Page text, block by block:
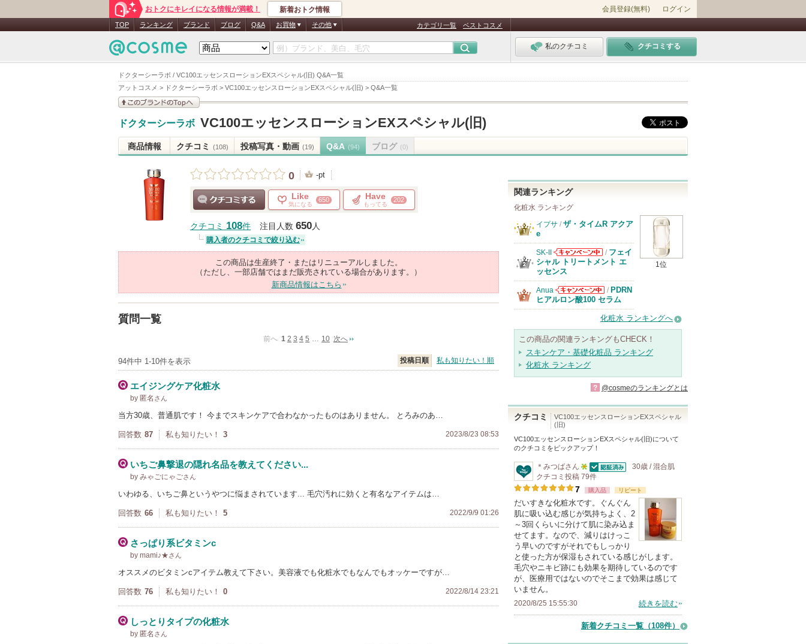
ドクターシーラボ / VC100エッセンスローションEXスペシャル(旧) Q&A一覧
アットコスメ > ドクターシーラボ > VC100エッセンスローションEXスペシャル(旧) > Q&A一覧
おトクにキレイになる情報が満載！ 新着おトク情報 会員登録(無料) ログイン
TOP ランキング ブランド ブログ Q&A お買物 その他 カテゴリ一覧 ベストコスメ
私のクチコミ クチコミする
ドクターシーラボ VC100エッセンスローションEXスペシャル(旧)
商品情報 クチコミ (108) 投稿写真・動画 (19) Q&A (94) ブログ (0)
0 -pt
Like
気になる
650 Have
もってる
202
クチコミ 108件 注目人数 650人
購入者のクチコミで絞り込む
この商品は生産終了・またはリニューアルしました。
（ただし、一部店舗ではまだ販売されている場合があります。）
新商品情報はこちら
質問一覧
前へ 1 2 3 4 5 … 10 次へ
94件中 1-10件を表示 投稿日順 私も知りたい！順
エイジングケア化粧水
by 匿名 さん
当方30歳、普通肌です！ 今までスキンケアで合わなかったものはありません。 とろみのあ…
回答数 87 私も知りたい！ 3 2023/8/23 08:53
いちご鼻撃退の隠れ名品を教えてください...
by みゃごにゃごさん
いわゆる、いちご鼻というやつに悩まされています... 毛穴汚れに効くと有名なアイテムは…
回答数 66 私も知りたい！ 5 2022/9/9 01:26
さっぱり系ビタミンc
by mami♪★さん
オススメのビタミンcアイテム教えて下さい。美容液でも化粧水でもなんでもオッケーですが…
回答数 76 私も知りたい！ 0 2022/8/14 23:21
しっとりタイプの化粧水
by 匿名 さん
関連ランキング
化粧水 ランキング
1位
イプサ / ザ・タイムR アクア
e
SK-II
SK-IIからのお
知らせがありま
/ フェイ
シャル トリートメント エ
ッセンス
Anua
Anuaからのお
知らせがありま
/ PDRN
ヒアルロン酸100 セラム
化粧水 ランキングへ
この商品の関連ランキングもCHECK！
スキンケア・基礎化粧品 ランキング
化粧水 ランキング
? @cosmeのランキングとは
クチコミ
VC100エッセンスローションEXスペシャル
(旧)
VC100エッセンスローションEXスペシャル(旧)について
のクチコミをピックアップ！
＊みつばさん
5
以
上
の
メ
ン
バ
お
認証済
30歳 / 混合肌
クチコミ投稿 79件
7 購入品 リピート
だいすきな化粧水です。ぐんぐん
肌に吸い込む感じが気持ちよく、2
～3回くらいに分けて肌に染み込ま
せてます。なので、減りはけっこ
う早いのですがそれでもしっかり
と使った方が保湿もされている感じがします。
毛穴やニキビ跡にも効果を期待しているのです
が、医療用ではないのでそこまで効果は感じて
いません。
2020/8/25 15:55:30 続きを読む
新着クチコミ一覧 （108件）